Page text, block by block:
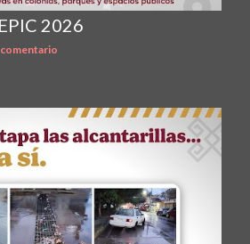
2026